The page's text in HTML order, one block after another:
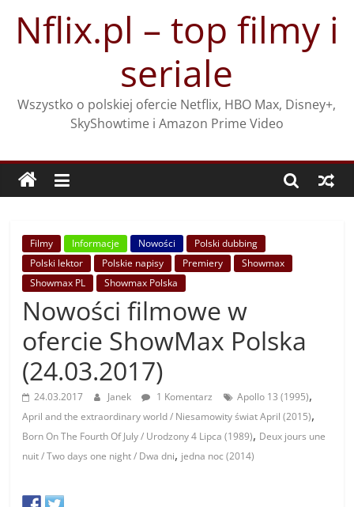
treściNflix.pl – top filmy i
seriale
Wszystko o polskiej ofercie Netflix, HBO Max, Disney+,
SkyShowtime i Amazon Prime Video
Filmy Informacje Nowości
Polski dubbing
Polski lektor
Polskie napisy Premiery
Showmax
Showmax PL
Showmax Polska
Nowości filmowe w
ofercie ShowMax Polska
(24.03.2017)
24.03.2017 Janek 1 Komentarz Apollo 13 (1995),
April and the extraordinary world / Niesamowity świat April (2015),
Born On The Fourth Of July / Urodzony 4 Lipca (1989), Deux jours une
nuit / Two days one night / Dwa dni, jedna noc (2014)